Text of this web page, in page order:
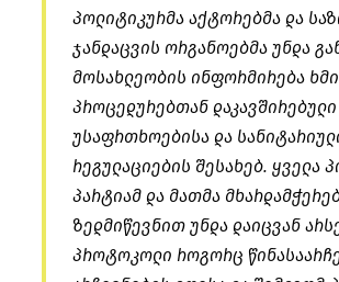
პოლიტიკურმა აქტორებმა და
ჯანდაცვის ორგანოებმა უნდა
მოსახლეობის ინფორმირება
პროცედურებთან დაკავშირებული
უსაფრთხოებისა და
რეგულაციების შესახებ. ყველა
პარტიამ და მათმა
ზედმიწევნით უნდა დაიცვან
პროტოკოლი როგორც